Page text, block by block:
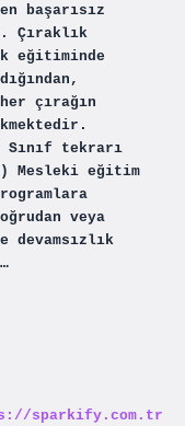
başarısız
Çıraklık
eğitiminde
çırağın
Sınıf tekrarı
Mesleki eğitim
veya
devamsızlık
sparkify.com.tr